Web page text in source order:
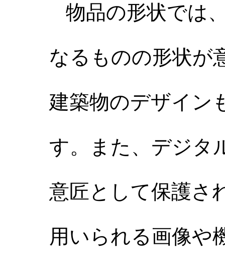
物品の形状では
なるものの形状が
建築物のデザイン
す。また、デジタ
意匠として保護さ
用いられる画像や